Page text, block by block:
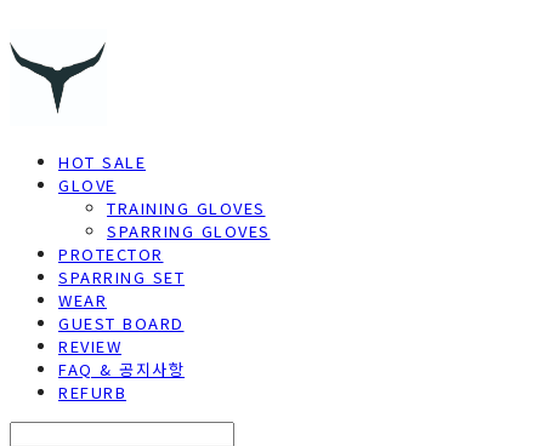
HOT SALE
GLOVE
TRAINING GLOVES
SPARRING GLOVES
PROTECTOR
SPARRING SET
WEAR
GUEST BOARD
REVIEW
FAQ & 공지사항
REFURB